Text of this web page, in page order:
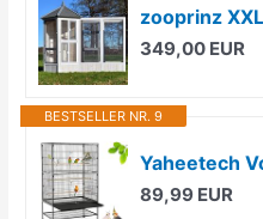
349,00 EUR
BESTSELLER NR. 9
89,99 EUR